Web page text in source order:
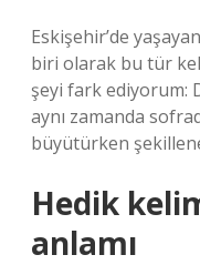
Eskişehir’de
biri olarak bu tür
şeyi fark ediyorum:
aynı zamanda
büyütürken
Hedik
anlamı